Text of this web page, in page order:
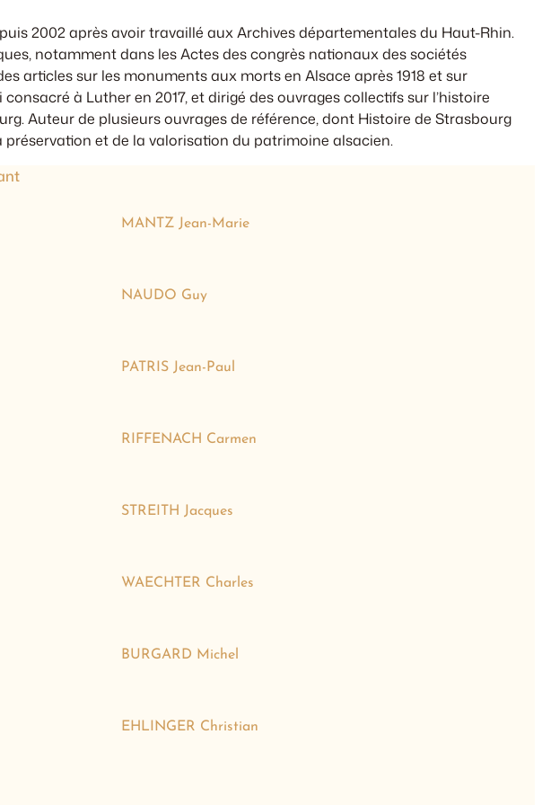
2002 après avoir travaillé aux Archives départementales du Haut-Rhin.
notamment dans lesActes des congrès nationaux des sociétés
articles sur les monuments aux morts en Alsace après 1918 et sur
à Luther en 2017, et dirigé des ouvrages collectifs sur l’histoire
Auteur de plusieurs ouvrages de référence, dont Histoire de Strasbourg
et de la valorisation du patrimoine alsacien.
MANTZ Jean-Marie
NAUDO Guy
PATRIS Jean-Paul
RIFFENACH Carmen
STREITH Jacques
WAECHTER Charles
BURGARD Michel
EHLINGER Christian